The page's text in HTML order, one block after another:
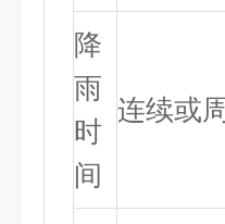
降
雨
时
间
连续或